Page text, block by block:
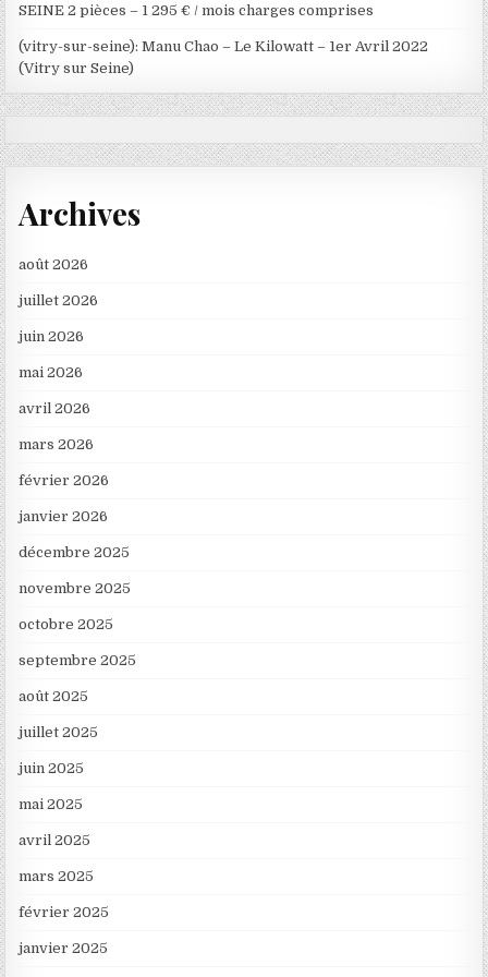
SEINE 2 pièces – 1 295 € / mois charges comprises
(vitry-sur-seine): Manu Chao – Le Kilowatt – 1er Avril 2022
(Vitry sur Seine)
Archives
août 2026
juillet 2026
juin 2026
mai 2026
avril 2026
mars 2026
février 2026
janvier 2026
décembre 2025
novembre 2025
octobre 2025
septembre 2025
août 2025
juillet 2025
juin 2025
mai 2025
avril 2025
mars 2025
février 2025
janvier 2025